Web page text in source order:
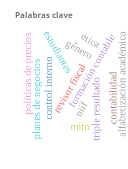
Palabras clave
alfabetización académica
formación contable
triple resultado
revisor fiscal
control interno contabilidad
niif
estudiantesgénero
mito
planes de negocios
políticas de precios ética